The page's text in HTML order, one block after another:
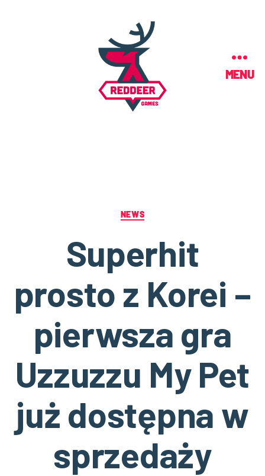
MENU
NEWS
Superhit
prosto z Korei –
pierwsza gra
Uzzuzzu My Pet
już dostępna w
sprzedaży